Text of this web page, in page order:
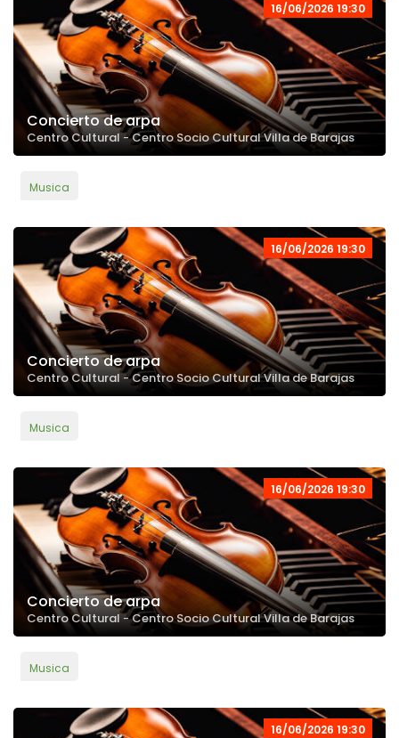
16/06/2026 19:30
Concierto de arpa
Centro Cultural - Centro Socio Cultural Villa de Barajas
Musica
16/06/2026 19:30
Concierto de arpa
Centro Cultural - Centro Socio Cultural Villa de Barajas
Musica
16/06/2026 19:30
Concierto de arpa
Centro Cultural - Centro Socio Cultural Villa de Barajas
Musica
16/06/2026 19:30